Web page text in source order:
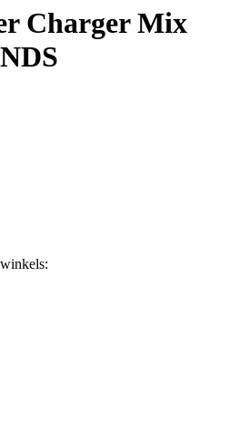
Charger Mix